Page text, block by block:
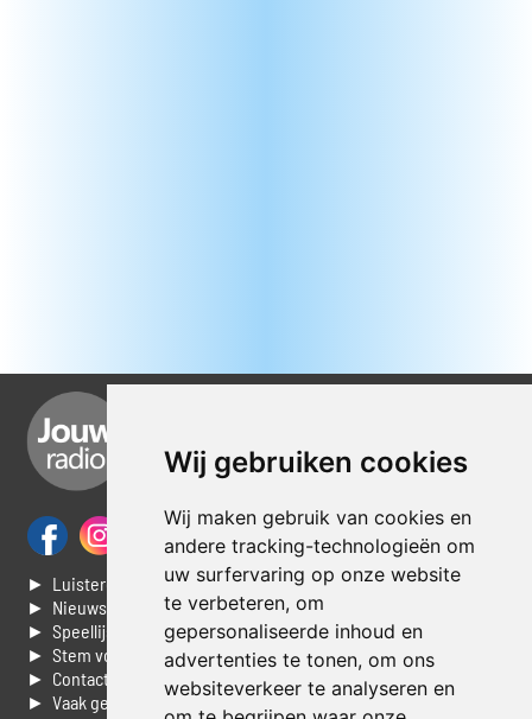
Wij gebruiken cookies
Wij maken gebruik van cookies en
andere tracking-technologieën om
uw surfervaring op onze website
te verbeteren, om
gepersonaliseerde inhoud en
advertenties te tonen, om ons
websiteverkeer te analyseren en
► Luisteren naar Jouwradio
► Nieuws
► Speellijst
► Stem voor de Dag top 3
► Contacteer ons
► Vaak gestelde vragen